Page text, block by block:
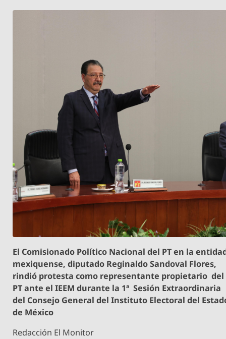
El Comisionado Político Nacional del PT en la
mexiquense, diputado Reginaldo Sandoval Flores,
rindió protesta como representante propietario del
PT ante el IEEM durante la 1ª Sesión Extraordinaria
del Consejo General del Instituto Electoral del
de México
Redacción El Monitor